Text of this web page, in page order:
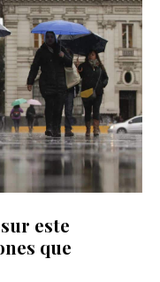
este
que